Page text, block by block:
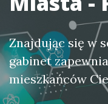
Znajdując się w
gabinet
mieszkańców